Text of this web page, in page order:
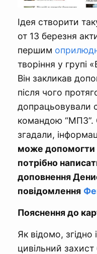
Ідея створити
от 13 березня
першим
творіння у групі
Він закликав
після чого
допрацьовували
командою
згадали,
може допомогти
потрібно
доповнення
повідомлення
Пояснення до
Як відомо,
цивільний